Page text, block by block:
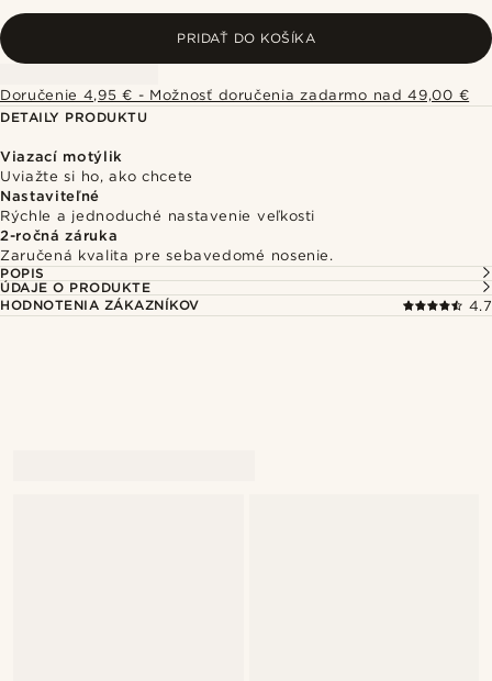
PRIDAŤ DO KOŠÍKA
Doručenie 4,95 € - Možnosť doručenia zadarmo nad 49,00 €
DETAILY PRODUKTU
Viazací motýlik
Uviažte si ho, ako chcete
Nastaviteľné
Rýchle a jednoduché nastavenie veľkosti
2-ročná záruka
Zaručená kvalita pre sebavedomé nosenie.
POPIS
ÚDAJE O PRODUKTE
HODNOTENIA ZÁKAZNÍKOV
4.7